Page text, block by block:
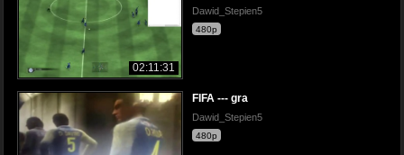
02:11:31
Dawid_Stepien5
480p
FIFA --- gra
Dawid_Stepien5
480p